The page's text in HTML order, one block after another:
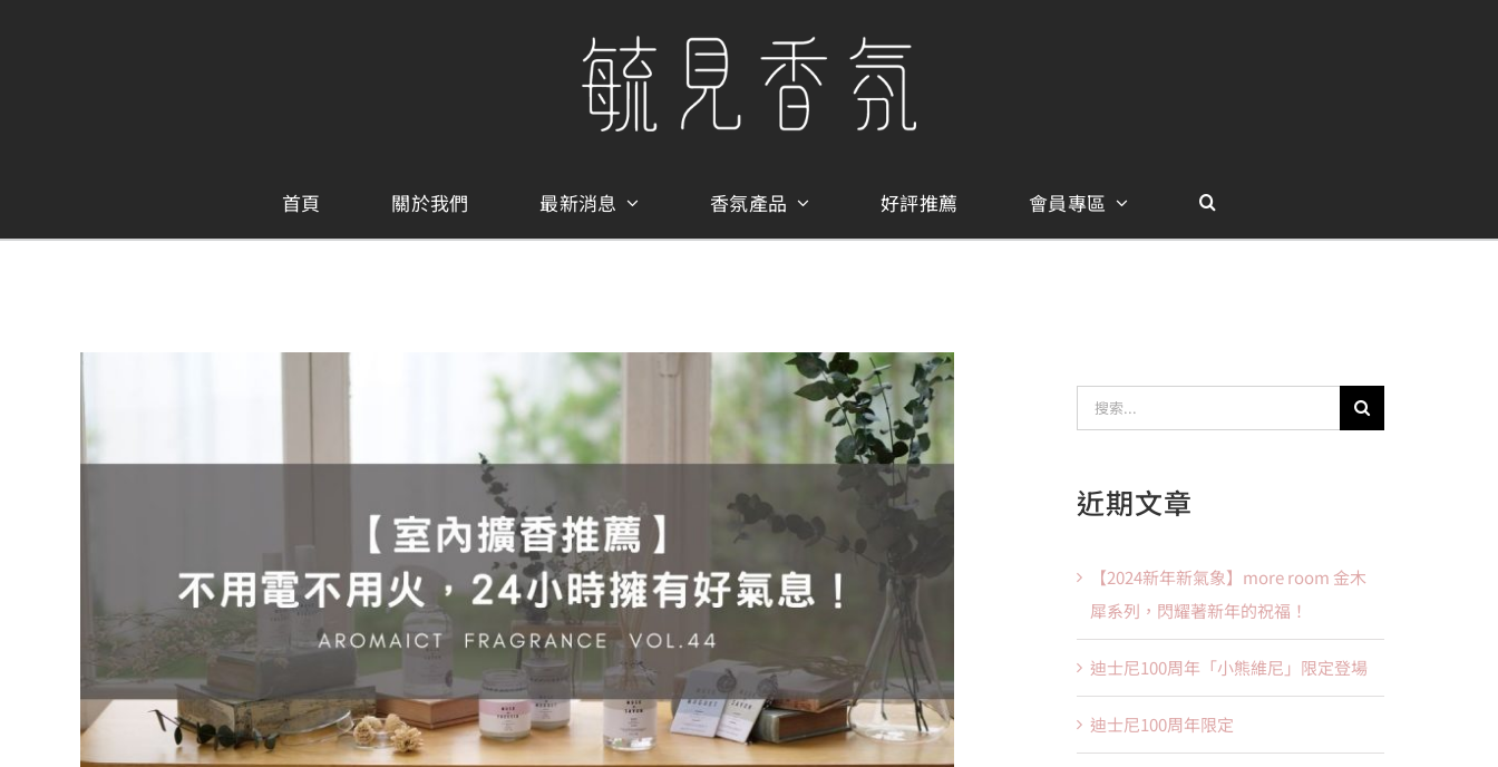
首頁 關於我們 最新消息 香氛產品 好評推薦 會員專區
索
果：
近期文章
【2024新年新氣象】more room 金木
犀系列，閃耀著新年的祝福！
迪士尼100周年「小熊維尼」限定登場
迪士尼100周年限定